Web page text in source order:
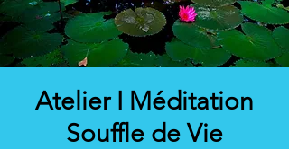
Atelier I Méditation
Souffle de Vie